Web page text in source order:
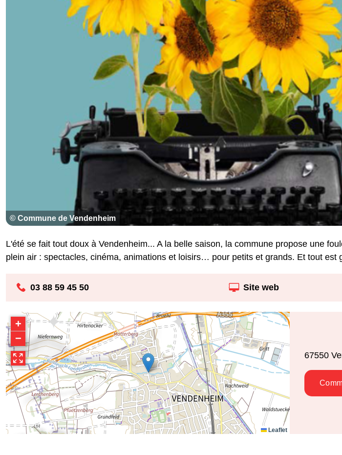
© Commune de Vendenheim
L'été se fait tout doux à Vendenheim... A la belle saison, la commune propose une
plein air : spectacles, cinéma, animations et loisirs… pour petits et grands. Et tout est
03 88 59 45 50 Site web
+
−
Leaflet
67550